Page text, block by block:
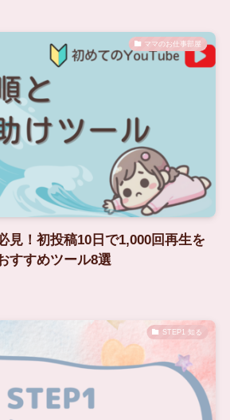
ママのお仕事部屋
見！初投稿10日で1,000回再生を
すすめツール8選
STEP1 知る